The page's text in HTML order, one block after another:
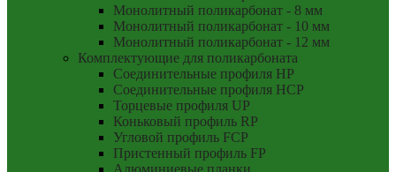
Монолитный поликарбонат - 8 мм
Монолитный поликарбонат - 10 мм
Монолитный поликарбонат - 12 мм
Комплектующие для поликарбоната
Соединительные профиля HP
Соединительные профиля HCP
Торцевые профиля UP
Коньковый профиль RP
Угловой профиль FCP
Пристенный профиль FP